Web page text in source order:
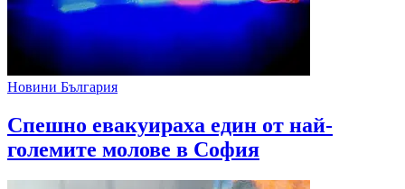
Новини България
Спешно евакуираха един от най-
големите молове в София